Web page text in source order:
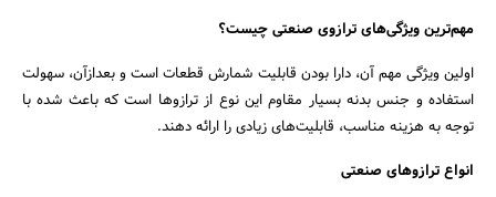
مهم‌ترین ویژگی‌های ترازوی صنعتی چیست؟
اولین ویژگی مهم آن، دارا بودن قابلیت شمارش قطعات است و بعدازآن، سهولت
استفاده و جنس بدنه بسیار مقاوم این نوع از ترازوها است که باعث شده با
توجه به هزینه مناسب، قابلیت‌های زیادی را ارائه دهند.
انواع ترازوهای صنعتی